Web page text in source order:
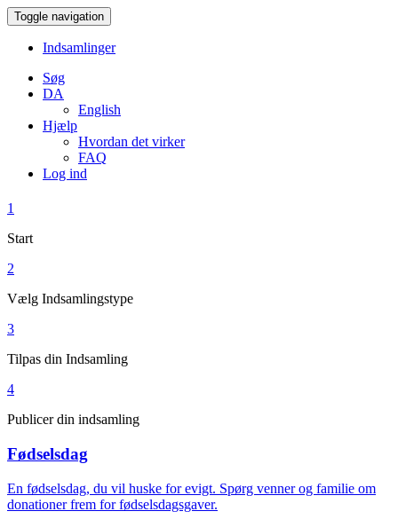
Toggle navigation
Indsamlinger
Søg
DA
English
Hjælp
Hvordan det virker
FAQ
Log ind
1
Start
2
Vælg Indsamlingstype
3
Tilpas din Indsamling
4
Publicer din indsamling
Fødselsdag
En fødselsdag, du vil huske for evigt. Spørg venner og familie om
donationer frem for fødselsdagsgaver.